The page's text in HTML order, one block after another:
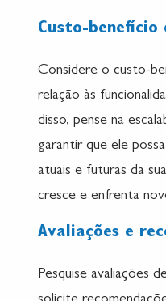
Custo-benefício
Considere o custo-
relação às
disso, pense na
garantir que ele
atuais e futuras da
cresce e enfrenta
Avaliações e
Pesquise avaliações